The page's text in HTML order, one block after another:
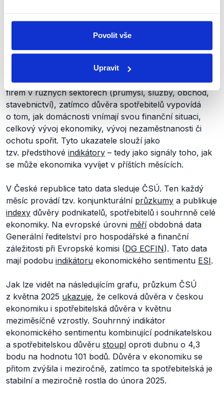
Povolit vše
Upravit
Důvěra v ekonomiku
ukazatele, které vyjadřují, jak podnikatelé a domácnosti
hodnotí současný stavekonomiky
budoucna. Důvěra v ekonomikushrnujeočekávání
firem v různých sektorech (průmysl, služby, obchod,
stavebnictví), zatímco důvěra spotřebitelů vypovídá
o tom, jak domácnosti vnímají svou finanční situaci,
celkový vývoj ekonomiky, vývoj nezaměstnanosti či
ochotu spořit. Tyto ukazatele slouží jako
tzv. předstihové indikátory – tedy jako signály toho, jak
se může ekonomika vyvíjet v příštích měsících.
V České republice tato data sleduje ČSÚ. Ten každý
měsíc provádí tzv. konjunkturální průzkumy a publikuje
indexy důvěry podnikatelů, spotřebitelů i souhrnně celé
ekonomiky. Na evropské úrovni měříobdobná data
Generální ředitelství pro hospodářské a finanční
záležitosti při Evropské komisi (DG ECFIN). Tato data
mají podobu indikátoru ekonomického sentimentu ESI.
Jak lze vidět na následujícím grafu, průzkum ČSÚ
z května 2025 ukazuje, že celková důvěra v českou
ekonomiku i spotřebitelská důvěra v květnu
meziměsíčně vzrostly. Souhrnný indikátor
ekonomického sentimentu kombinující podnikatelskou
a spotřebitelskou důvěru stoupl oproti dubnu o 4,3
bodu na hodnotu 101 bodů. Důvěra v ekonomiku se
přitom zvýšila i meziročně, zatímco ta spotřebitelská je
stabilní a meziročně rostla do února 2025.